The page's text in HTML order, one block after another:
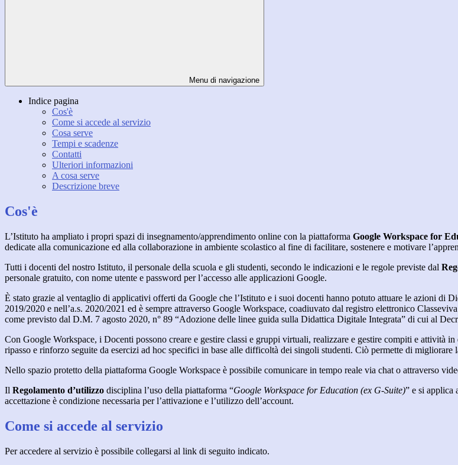
Menu di navigazione
Indice pagina
Cos'è
Come si accede al servizio
Cosa serve
Tempi e scadenze
Contatti
Ulteriori informazioni
A cosa serve
Descrizione breve
Cos'è
L’Istituto ha ampliato i propri spazi di insegnamento/apprendimento online con la piattaforma Google Workspace for
dedicate alla comunicazione ed alla collaborazione in ambiente scolastico al fine di facilitare, sostenere e motivare
Tutti i docenti del nostro Istituto, il personale della scuola e gli studenti, secondo le indicazioni e le regole previste dal
personale gratuito, con nome utente e password per l’accesso alle applicazioni Google.
È stato grazie al ventaglio di applicativi offerti da Google che l’Istituto e i suoi docenti hanno potuto attuare le azioni di
2019/2020 e nell’a.s. 2020/2021 ed è sempre attraverso Google Workspace, coadiuvato dal registro elettronico
come previsto dal D.M. 7 agosto 2020, n° 89 “Adozione delle linee guida sulla Didattica Digitale Integrata” di cui al
Con Google Workspace, i Docenti possono creare e gestire classi e gruppi virtuali, realizzare e gestire compiti e attività
ripasso e rinforzo seguite da esercizi ad hoc specifici in base alle difficoltà dei singoli studenti. Ciò permette di
Nello spazio protetto della piattaforma Google Workspace è possibile comunicare in tempo reale via chat o attraverso
Il Regolamento d’utilizzo disciplina l’uso della piattaforma “Google Workspace for Education (ex G-Suite)” e si applica
accettazione è condizione necessaria per l’attivazione e l’utilizzo dell’account.
Come si accede al servizio
Per accedere al servizio è possibile collegarsi al link di seguito indicato.